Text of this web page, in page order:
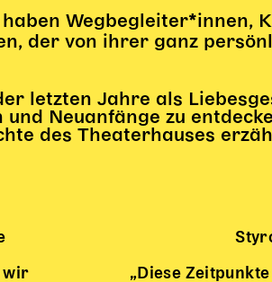
haben Wegbegleiter*innen,
der von ihrer ganz
letzten Jahre als
Neuanfänge zu
des Theaterhauses
wir
„Diese